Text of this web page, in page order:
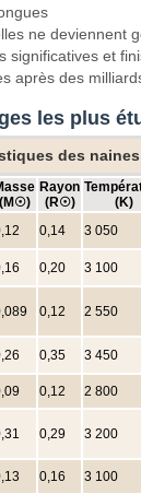
ne deviennent
significatives et
après des
les plus
des
(M☉)
Rayon
(R☉)
(K)
0,14 3 050
0,20 3 100
0,12 2 550
0,35 3 450
0,12 2 800
0,29 3 200
0,16 3 100